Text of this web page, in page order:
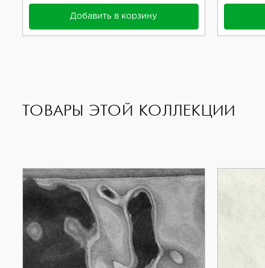
Добавить в корзину
ТОВАРЫ ЭТОЙ КОЛЛЕКЦИИ